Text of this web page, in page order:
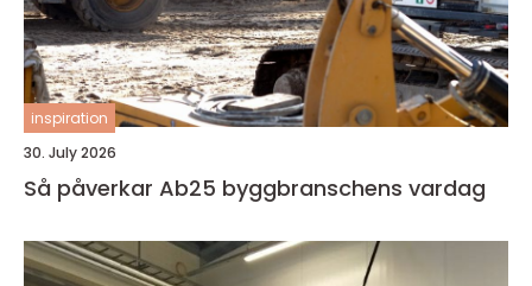
inspiration
30. July 2026
Så påverkar Ab25 byggbranschens vardag